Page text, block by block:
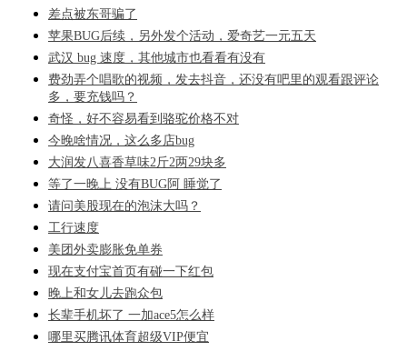
差点被东哥骗了
苹果BUG后续，另外发个活动，爱奇艺一元五天
武汉 bug 速度，其他城市也看看有没有
费劲弄个唱歌的视频，发去抖音，还没有吧里的观看跟评论
多，要充钱吗？
奇怪，好不容易看到骆驼价格不对
今晚啥情况，这么多店bug
大润发八喜香草味2斤2两29块多
等了一晚上 没有BUG阿 睡觉了
请问美股现在的泡沫大吗？
工行速度
美团外卖膨胀免单券
现在支付宝首页有碰一下红包
晚上和女儿去跑众包
长辈手机坏了 一加ace5怎么样
哪里买腾讯体育超级VIP便宜